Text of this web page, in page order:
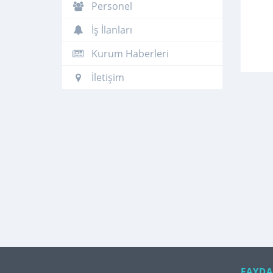
Personel
İş İlanları
Kurum Haberleri
İletişim